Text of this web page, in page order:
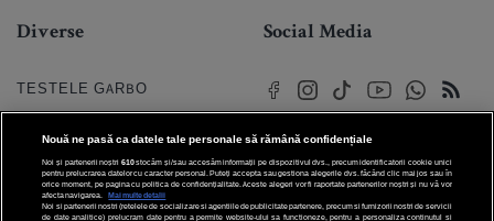
Diverse
TESTELE GARBO
HOROSCOP
HOROSCOPUL IUBIRII
FORUMURI
Social Media
© 2026 Internet Corp SRL
Nouă ne pasă ca datele tale personale să rămână confidențiale
Noi și partenerii noștri 610stocăm și/sau accesăm informații pe dispozitivul dvs., precum identificatorii cookie unici
pentru prelucrarea datelor cu caracter personal. Puteți accepta sau gestiona alegerile dvs. făcând clic mai jos sau în
orice moment, pe pagina cu politica de confidențialitate. Aceste alegeri vor fi raportate partenerilor noștri și nu vă vor
afecta navigarea.
Mai multe detalii
Noi si partenerii nostri (retelele de socializare si agentiile de publicitate partenere, precum si furnizorii nostri de servicii
de date analitice) prelucram date pentru a permite website-ului sa functioneze, pentru a personaliza continutul si